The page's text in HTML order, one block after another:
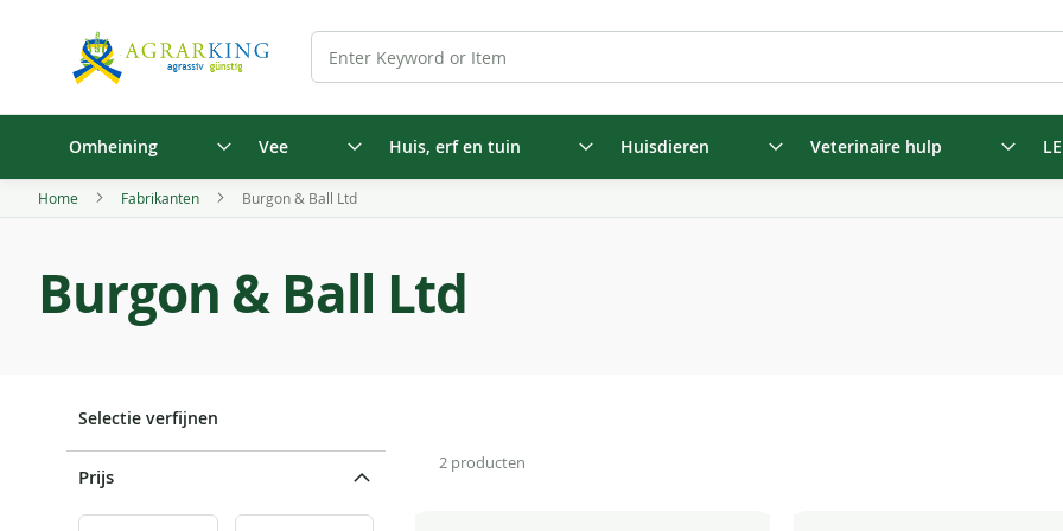
Omheining Vee Huis, erf en tuin Huisdieren Veterinaire hulp
Home Fabrikanten Burgon & Ball Ltd
Burgon & Ball Ltd
2producten
Selectie verfijnen
Prijs